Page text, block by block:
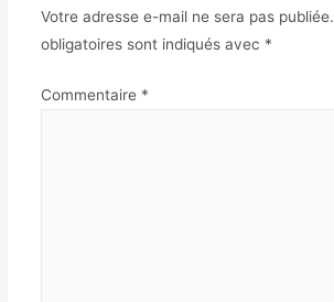
Votre adresse e-mail ne sera pas publiée.
obligatoires sont indiqués avec *
Commentaire *